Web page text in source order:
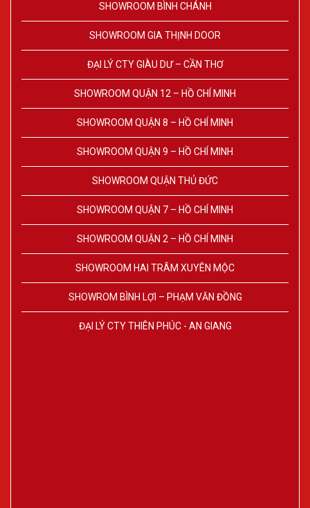
SHOWROOM BÌNH CHÁNH
SHOWROOM GIA THỊNH DOOR
ĐẠI LÝ CTY GIÀU DƯ – CẦN THƠ
SHOWROOM QUẬN 12 – HỒ CHÍ MINH
SHOWROOM QUẬN 8 – HỒ CHÍ MINH
SHOWROOM QUẬN 9 – HỒ CHÍ MINH
SHOWROOM QUẬN THỦ ĐỨC
SHOWROOM QUẬN 7 – HỒ CHÍ MINH
SHOWROOM QUẬN 2 – HỒ CHÍ MINH
SHOWROOM HAI TRÂM XUYÊN MỘC
SHOWROM BÌNH LỢI – PHẠM VĂN ĐỒNG
ĐẠI LÝ CTY THIÊN PHÚC - AN GIANG